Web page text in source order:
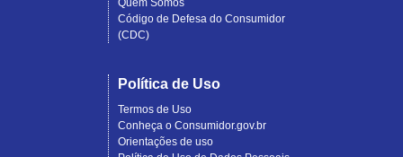
Quem Somos
Código de Defesa do Consumidor
(CDC)
Política de Uso
Termos de Uso
Conheça o Consumidor.gov.br
Orientações de uso